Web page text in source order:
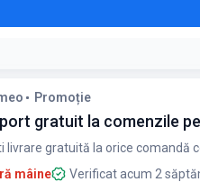
Promoție
gratuit la comenzile
livrare gratuită la orice comandă
mâine
Verificat acum 2